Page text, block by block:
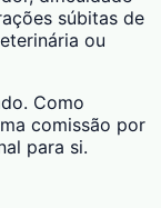
súbitas de
ou
Como
comissão por
para si.